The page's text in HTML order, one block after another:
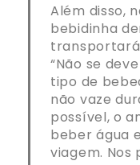
Além disso,
bebidinha
“Não se
tipo de
não vaze
possível, o
beber água
viagem. Nos